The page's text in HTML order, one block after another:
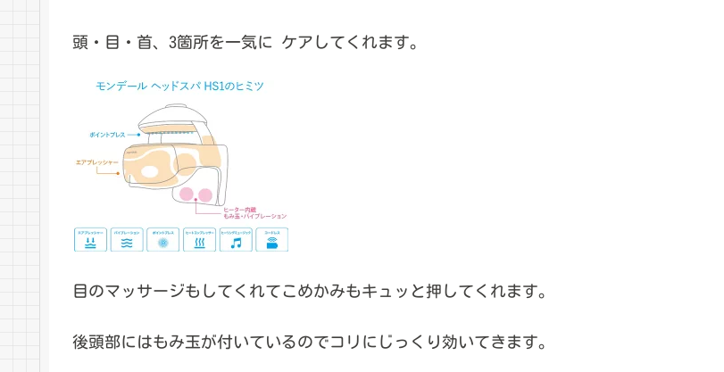
頭・目・首、3箇所を一気に ケアしてくれます。
目のマッサージもしてくれてこめかみもキュッと押してくれます。
後頭部にはもみ玉が付いているのでコリにじっくり効いてきます。